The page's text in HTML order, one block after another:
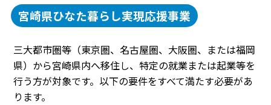
宮崎県ひなた暮らし実現応援事業
三大都市圏等（東京圏、名古屋圏、大阪圏、または福岡
県）から宮崎県内へ移住し、特定の就業または起業等を
行う方が対象です。以下の要件をすべて満たす必要があ
ります。